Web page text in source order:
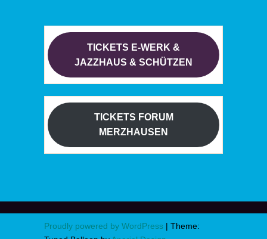
TICKETS E-WERK &
JAZZHAUS & SCHÜTZEN
TICKETS FORUM
MERZHAUSEN
Proudly powered by WordPress | Theme: